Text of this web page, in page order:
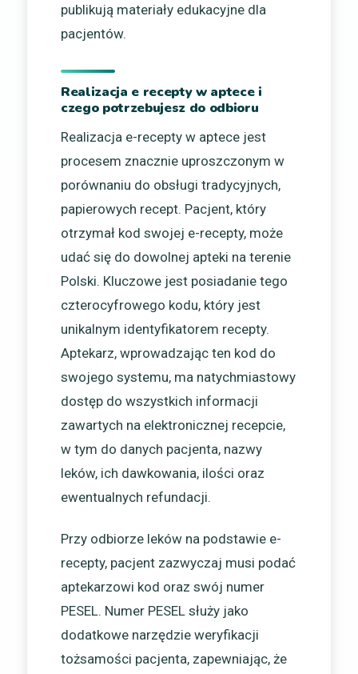
publikują materiały edukacyjne dla
pacjentów.
Realizacja e recepty w aptece i
czego potrzebujesz do odbioru
Realizacja e-recepty w aptece jest
procesem znacznie uproszczonym w
porównaniu do obsługi tradycyjnych,
papierowych recept. Pacjent, który
otrzymał kod swojej e-recepty, może
udać się do dowolnej apteki na terenie
Polski. Kluczowe jest posiadanie tego
czterocyfrowego kodu, który jest
unikalnym identyfikatorem recepty.
Aptekarz, wprowadzając ten kod do
swojego systemu, ma natychmiastowy
dostęp do wszystkich informacji
zawartych na elektronicznej recepcie,
w tym do danych pacjenta, nazwy
leków, ich dawkowania, ilości oraz
ewentualnych refundacji.
Przy odbiorze leków na podstawie e-
recepty, pacjent zazwyczaj musi podać
aptekarzowi kod oraz swój numer
PESEL. Numer PESEL służy jako
dodatkowe narzędzie weryfikacji
tożsamości pacjenta, zapewniając, że